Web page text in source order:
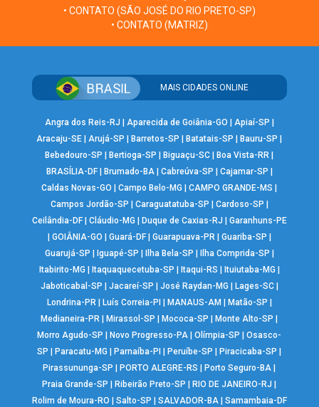
• CONTATO (SÃO JOSÉ DO RIO PRETO-SP)
• CONTATO (MATRIZ)
MAIS CIDADES ONLINE
Angra dos Reis-RJ | Aparecida de Goiânia-GO | Apiaí-SP |
Aracaju-SE | Arujá-SP |Barretos-SP |Batatais-SP |Bauru-SP |
Bebedouro-SP |Bertioga-SP |Biguaçu-SC |Boa Vista-RR |
BRASÍLIA-DF| Brumado-BA| Cabreúva-SP | Cajamar-SP |
Caldas Novas-GO |Campo Belo-MG |CAMPO GRANDE-MS |
Campos Jordão-SP | Caraguatatuba-SP | Cardoso-SP |
Ceilândia-DF| Cláudio-MG | Duque de Caxias-RJ | Garanhuns-PE
| GOIÂNIA-GO | Guará-DF| Guarapuava-PR | Guariba-SP |
Guarujá-SP | Iguapé-SP | Ilha Bela-SP | Ilha Comprida-SP |
Itabirito-MG | Itaquaquecetuba-SP | Itaqui-RS | Ituiutaba-MG |
Jaboticabal-SP | Jacareí-SP | José Raydan-MG | Lages-SC|
Londrina-PR | Luís Correia-PI | MANAUS-AM | Matão-SP |
Medianeira-PR |Mirassol-SP |Mococa-SP |Monte Alto-SP |
Morro Agudo-SP |Novo Progresso-PA |Olímpia-SP |Osasco-
SP |Paracatu-MG |Parnaíba-PI |Peruíbe-SP |Piracicaba-SP |
Pirassununga-SP |PORTO ALEGRE-RS |Porto Seguro-BA |
Praia Grande-SP |Ribeirão Preto-SP |RIO DE JANEIRO-RJ |
Rolim de Moura-RO | Salto-SP | SALVADOR-BA| Samambaia-DF